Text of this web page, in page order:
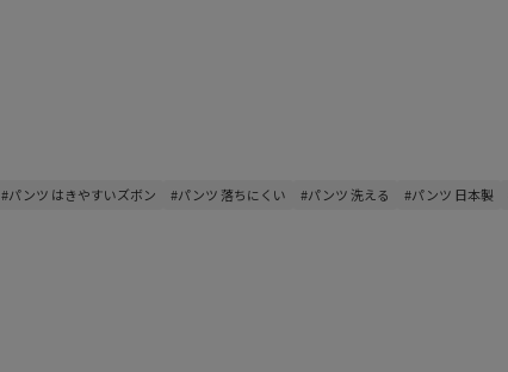
#パンツ はきやすいズボン #パンツ 落ちにくい #パンツ 洗える #パンツ 日本製